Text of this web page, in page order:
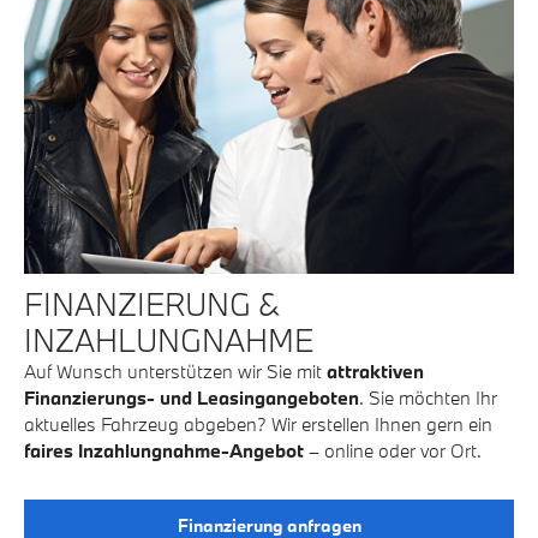
FINANZIERUNG &
INZAHLUNGNAHME
Auf Wunsch unterstützen wir Sie mit attraktiven
Finanzierungs- und Leasingangeboten. Sie möchten Ihr
aktuelles Fahrzeug abgeben? Wir erstellen Ihnen gern ein
faires Inzahlungnahme-Angebot – online oder vor Ort.
Finanzierung anfragen